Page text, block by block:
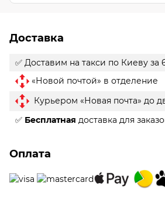
Доставка
✅ Доставим на такси по Киеву за
«Новой почтой» в отделение
Курьером «Новая почта» до
✅ Бесплатная доставка для
Оплата